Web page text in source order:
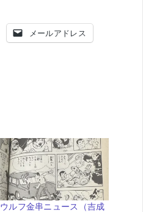
メールアドレス
ウルフ金串ニュース（吉成